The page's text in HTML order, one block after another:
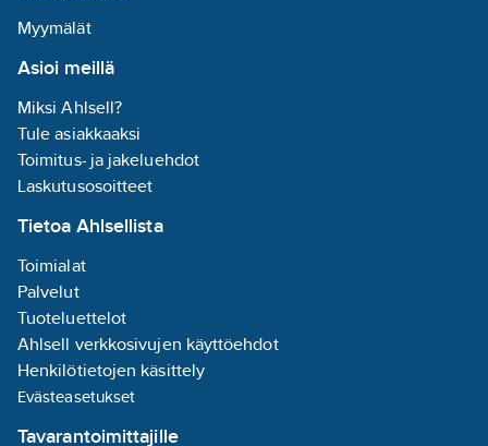
Myymälät
Asioi meillä
Miksi Ahlsell?
Tule asiakkaaksi
Toimitus- ja jakeluehdot
Laskutusosoitteet
Tietoa Ahlsellista
Toimialat
Palvelut
Tuoteluettelot
Ahlsell verkkosivujen käyttöehdot
Henkilötietojen käsittely
Evästeasetukset
Tavarantoimittajille